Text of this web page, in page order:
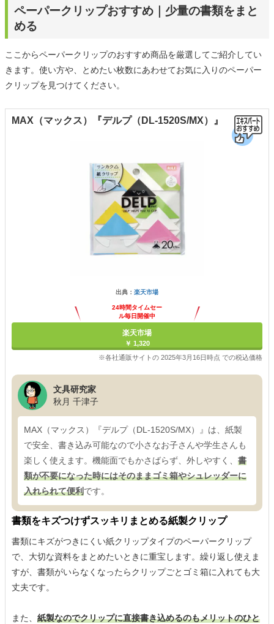
ペーパークリップおすすめ｜少量の書類をまと
める
ここからペーパークリップのおすすめ商品を厳選してご紹介してい
きます。使い方や、とめたい枚数にあわせてお気に入りのペーパー
クリップを見つけてください。
MAX（マックス）『デルプ（DL-1520S/MX）』
出典： 楽天市場
24時間タイムセー
ル毎日開催中
楽天市場
￥ 1,320
※各社通販サイトの 2025年3月16日時点 での税込価格
文具研究家
秋月 千津子
MAX（マックス）『デルプ（DL-1520S/MX）』は、紙製
で安全、書き込み可能なので小さなお子さんや学生さんも
楽しく使えます。機能面でもかさばらず、外しやすく、 書
類が不要になった時にはそのままゴミ箱やシュレッダーに
入れられて便利です。
書類をキズつけずスッキリまとめる紙製クリップ
書類にキズがつきにくい紙クリップタイプのペーパークリップ
で、大切な資料をまとめたいときに重宝します。繰り返し使えま
すが、書類がいらなくなったらクリップごとゴミ箱に入れても大
丈夫です。
また、 紙製なのでクリップに直接書き込めるのもメリットのひと